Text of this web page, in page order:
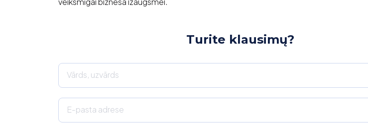
Turite klausimų?
Vārds, uzvārds
E-pasta adrese